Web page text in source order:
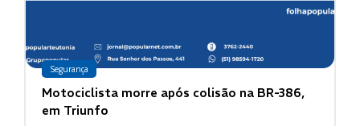
Segurança
Motociclista morre após colisão na BR-386,
em Triunfo